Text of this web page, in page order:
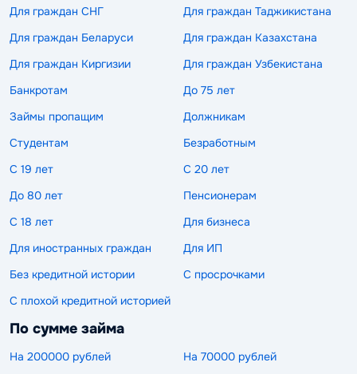
Для граждан СНГ
Для граждан Таджикистана
Для граждан Беларуси
Для граждан Казахстана
Для граждан Киргизии
Для граждан Узбекистана
Банкротам
До 75 лет
Займы пропащим
Должникам
Студентам
Безработным
С 19 лет
С 20 лет
До 80 лет
Пенсионерам
С 18 лет
Для бизнеса
Для иностранных граждан
Для ИП
Без кредитной истории
С просрочками
С плохой кредитной историей
По сумме займа
На 200000 рублей
На 70000 рублей